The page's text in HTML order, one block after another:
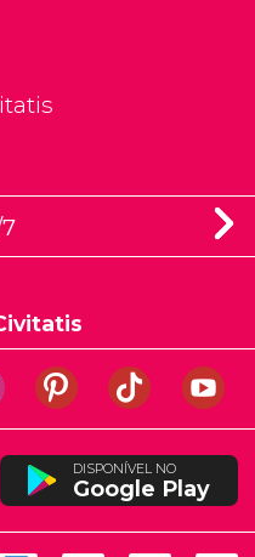
DISPONÍVEL NO
Google Play